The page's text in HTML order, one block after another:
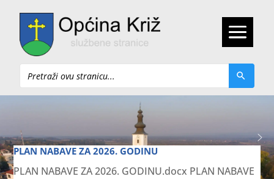
Pretraži
PLAN NABAVE ZA 2026. GODINU
PLAN NABAVE ZA 2026. GODINU.docx PLAN NABAVE